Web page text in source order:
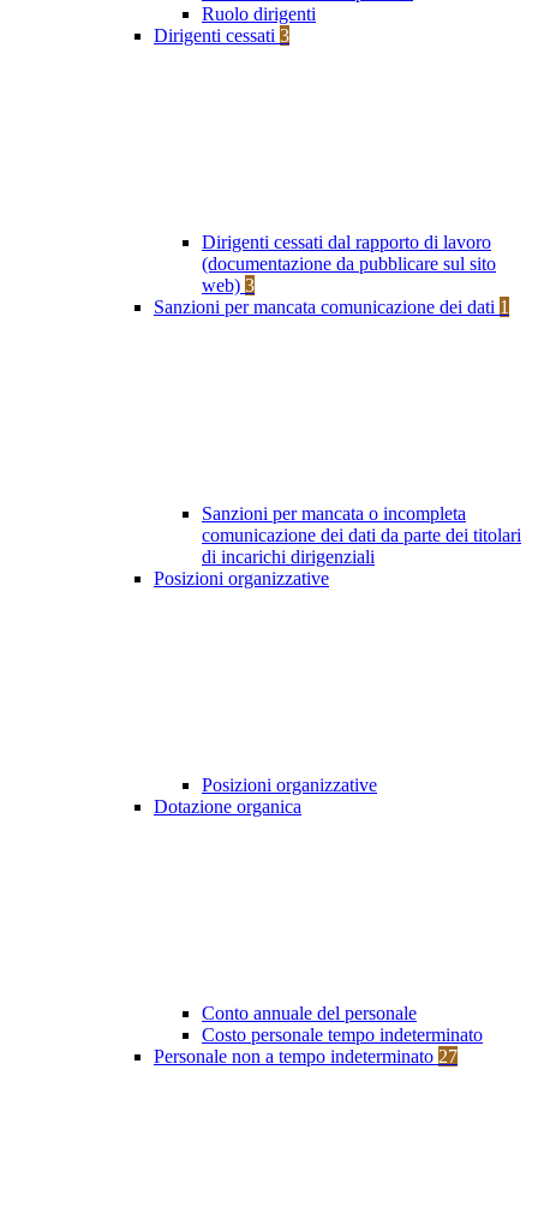
Ruolo dirigenti
Dirigenti cessati 3
Dirigenti cessati dal rapporto di lavoro
(documentazione da pubblicare sul sito
web) 3
Sanzioni per mancata comunicazione dei dati 1
Sanzioni per mancata o incompleta
comunicazione dei dati da parte dei titolari
di incarichi dirigenziali
Posizioni organizzative
Posizioni organizzative
Dotazione organica
Conto annuale del personale
Costo personale tempo indeterminato
Personale non a tempo indeterminato 27